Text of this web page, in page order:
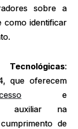
sobre a
como identificar
Tecnológicas:
que oferecem
e
auxiliar na
de